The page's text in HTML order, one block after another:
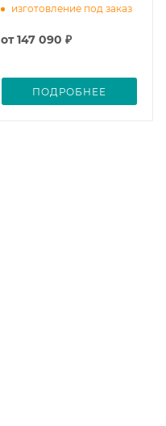
изготовление под заказ
от147 090 ₽
ПОДРОБНЕЕ